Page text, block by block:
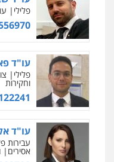
עו"ד
משפחה
עו"ד
פלילי
קטינים
פלילי
עו"ד
פלילי
וחקירות
עו"ד
עבירות
אסירים
עו"ד
עבירות